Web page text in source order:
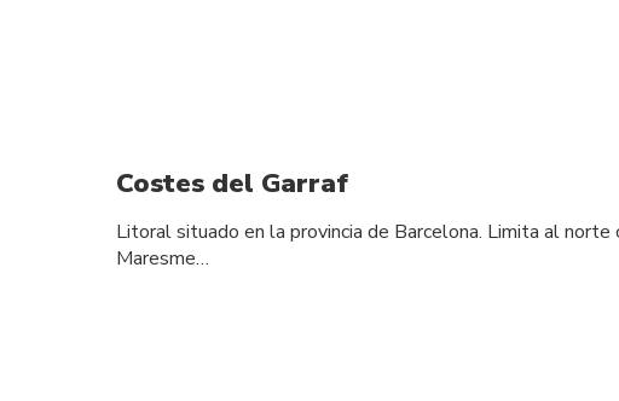
Costes del Garraf
Litoral situado en la provincia de Barcelona. Limita al norte
Maresme…